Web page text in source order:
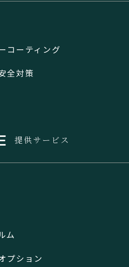
コーティング
全対策
提供サービス
ム
プション